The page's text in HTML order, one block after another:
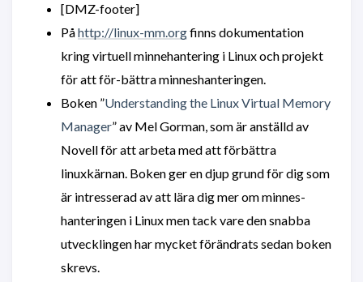
[DMZ-footer]
Påhttp://linux-mm.orgfinns dokumentation
kring virtuell minnehantering i Linux och projekt
för att för-bättra minneshanteringen.
Boken ”Understanding the Linux Virtual Memory
Manager” av Mel Gorman, som är anställd av
Novell för att arbeta med att förbättra
linuxkärnan. Boken ger en djup grund för dig som
är intresserad av att lära dig mer om minnes-
hanteringen i Linux men tack vare den snabba
utvecklingen har mycket förändrats sedan boken
skrevs.